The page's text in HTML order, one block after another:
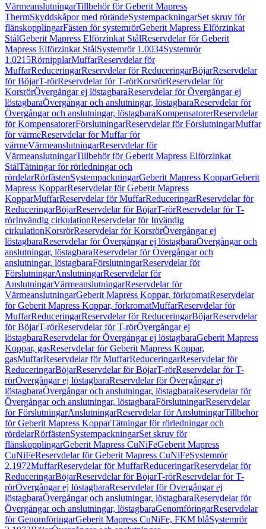
VärmeanslutningarTillbehör för Geberit Mapress
ThermSkyddskåpor med rörändeSystempackningarSet skruv för
flänskopplingarFästen för systemrörGeberit Mapress Elförzinkat
StålGeberit Mapress Elförzinkat StålReservdelar för Geberit
Mapress Elförzinkat StålSystemrör 1.0034Systemrör
1.0215RörnipplarMuffarReservdelar för
MuffarReduceringarReservdelar för ReduceringarBöjarReservdelar
för BöjarT-rörReservdelar för T-rörKorsrörReservdelar för
KorsrörÖvergångar ej löstagbaraReservdelar för Övergångar ej
löstagbaraÖvergångar och anslutningar, löstagbaraReservdelar för
Övergångar och anslutningar, löstagbaraKompensatorerReservdelar
för KompensatorerFörslutningarReservdelar för FörslutningarMuffar
för värmeReservdelar för Muffar för
värmeVärmeanslutningarReservdelar för
VärmeanslutningarTillbehör för Geberit Mapress Elförzinkat
StålTätningar för rörledningar och
rördelarRörfästenSystempackningarGeberit Mapress KopparGeberit
Mapress KopparReservdelar för Geberit Mapress
KopparMuffarReservdelar för MuffarReduceringarReservdelar för
ReduceringarBöjarReservdelar för BöjarT-rörReservdelar för T-
rörInvändig cirkulationReservdelar för Invändig
cirkulationKorsrörReservdelar för KorsrörÖvergångar ej
löstagbaraReservdelar för Övergångar ej löstagbaraÖvergångar och
anslutningar, löstagbaraReservdelar för Övergångar och
anslutningar, löstagbaraFörslutningarReservdelar för
FörslutningarAnslutningarReservdelar för
AnslutningarVärmeanslutningarReservdelar för
VärmeanslutningarGeberit Mapress Koppar, förkromatReservdelar
för Geberit Mapress Koppar, förkromatMuffarReservdelar för
MuffarReduceringarReservdelar för ReduceringarBöjarReservdelar
för BöjarT-rörReservdelar för T-rörÖvergångar ej
löstagbaraReservdelar för Övergångar ej löstagbaraGeberit Mapress
Koppar, gasReservdelar för Geberit Mapress Koppar,
gasMuffarReservdelar för MuffarReduceringarReservdelar för
ReduceringarBöjarReservdelar för BöjarT-rörReservdelar för T-
rörÖvergångar ej löstagbaraReservdelar för Övergångar ej
löstagbaraÖvergångar och anslutningar, löstagbaraReservdelar för
Övergångar och anslutningar, löstagbaraFörslutningarReservdelar
för FörslutningarAnslutningarReservdelar för AnslutningarTillbehör
för Geberit Mapress KopparTätningar för rörledningar och
rördelarRörfästenSystempackningarSet skruv för
flänskopplingarGeberit Mapress CuNiFeGeberit Mapress
CuNiFeReservdelar för Geberit Mapress CuNiFeSystemrör
2.1972MuffarReservdelar för MuffarReduceringarReservdelar för
ReduceringarBöjarReservdelar för BöjarT-rörReservdelar för T-
rörÖvergångar ej löstagbaraReservdelar för Övergångar ej
löstagbaraÖvergångar och anslutningar, löstagbaraReservdelar för
Övergångar och anslutningar, löstagbaraGenomföringarReservdelar
för GenomföringarGeberit Mapress CuNiFe, FKM blåSystemrör